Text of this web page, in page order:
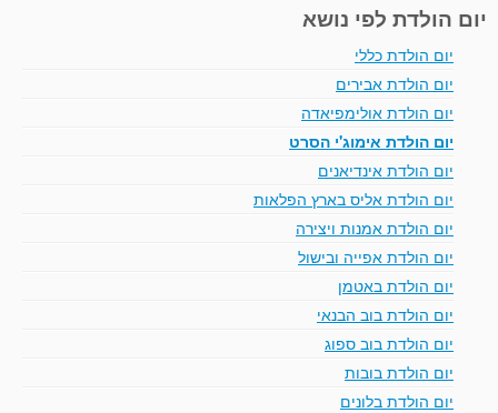
יום הולדת לפי נושא
יום הולדת כללי
יום הולדת אבירים
יום הולדת אולימפיאדה
יום הולדת אימוג'י הסרט
יום הולדת אינדיאנים
יום הולדת אליס בארץ הפלאות
יום הולדת אמנות ויצירה
יום הולדת אפייה ובישול
יום הולדת באטמן
יום הולדת בוב הבנאי
יום הולדת בוב ספוג
יום הולדת בובות
יום הולדת בלונים